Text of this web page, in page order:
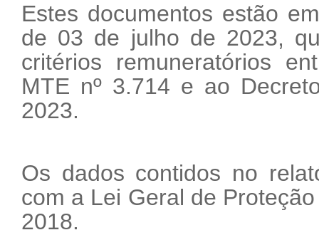
Estes documentos estão
de 03 de julho de 2023,
critérios remuneratórios
MTE nº 3.714 e ao
2023.
Os dados contidos no
com a Lei Geral de
2018.